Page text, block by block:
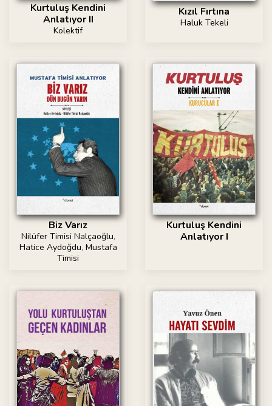
Kurtuluş Kendini
Anlatıyor II
Kolektif
Kızıl Fırtına
Haluk Tekeli
Biz Varız
Nilüfer Timisi Nalçaoğlu,
Hatice Aydoğdu, Mustafa
Timisi
Kurtuluş Kendini
Anlatıyor I